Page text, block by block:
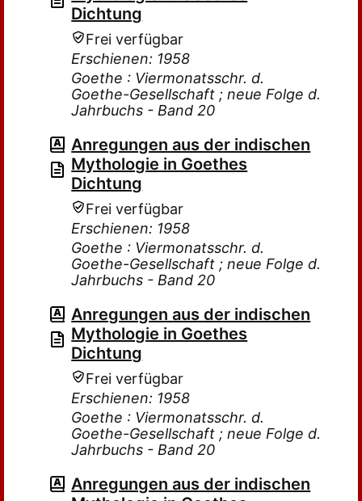
Dichtung
Frei verfügbar
Erschienen: 1958
Goethe : Viermonatsschr. d.
Goethe-Gesellschaft ; neue Folge d.
Jahrbuchs - Band 20
Anregungen aus der indischen
Mythologie in Goethes
Dichtung
Frei verfügbar
Erschienen: 1958
Goethe : Viermonatsschr. d.
Goethe-Gesellschaft ; neue Folge d.
Jahrbuchs - Band 20
Anregungen aus der indischen
Mythologie in Goethes
Dichtung
Frei verfügbar
Erschienen: 1958
Goethe : Viermonatsschr. d.
Goethe-Gesellschaft ; neue Folge d.
Jahrbuchs - Band 20
Anregungen aus der indischen